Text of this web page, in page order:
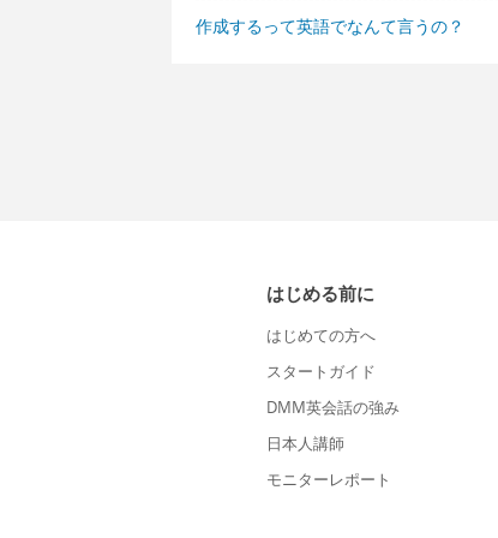
作成するって英語でなんて言うの？
はじめる前に
はじめての方へ
スタートガイド
DMM英会話の強み
日本人講師
モニターレポート